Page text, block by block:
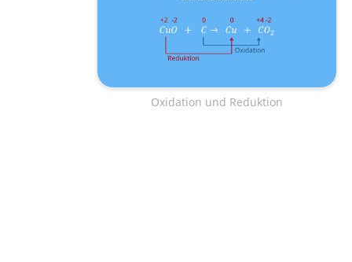
Oxidation und Reduktion